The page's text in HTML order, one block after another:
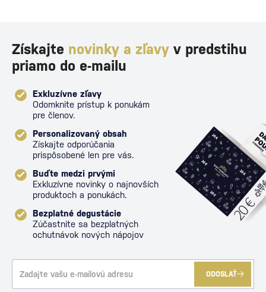
Získajte novinky a zľavy v predstihu
priamo do e-mailu
Exkluzívne zľavy
Odomknite prístup k ponukám
pre členov.
Personalizovaný obsah
Získajte odporúčania
prispôsobené len pre vás.
Buďte medzi prvými
Exkluzívne novinky o najnovších
produktoch a ponukách.
Bezplatné degustácie
Zúčastnite sa bezplatných
ochutnávok nových nápojov
ODOSLAŤ